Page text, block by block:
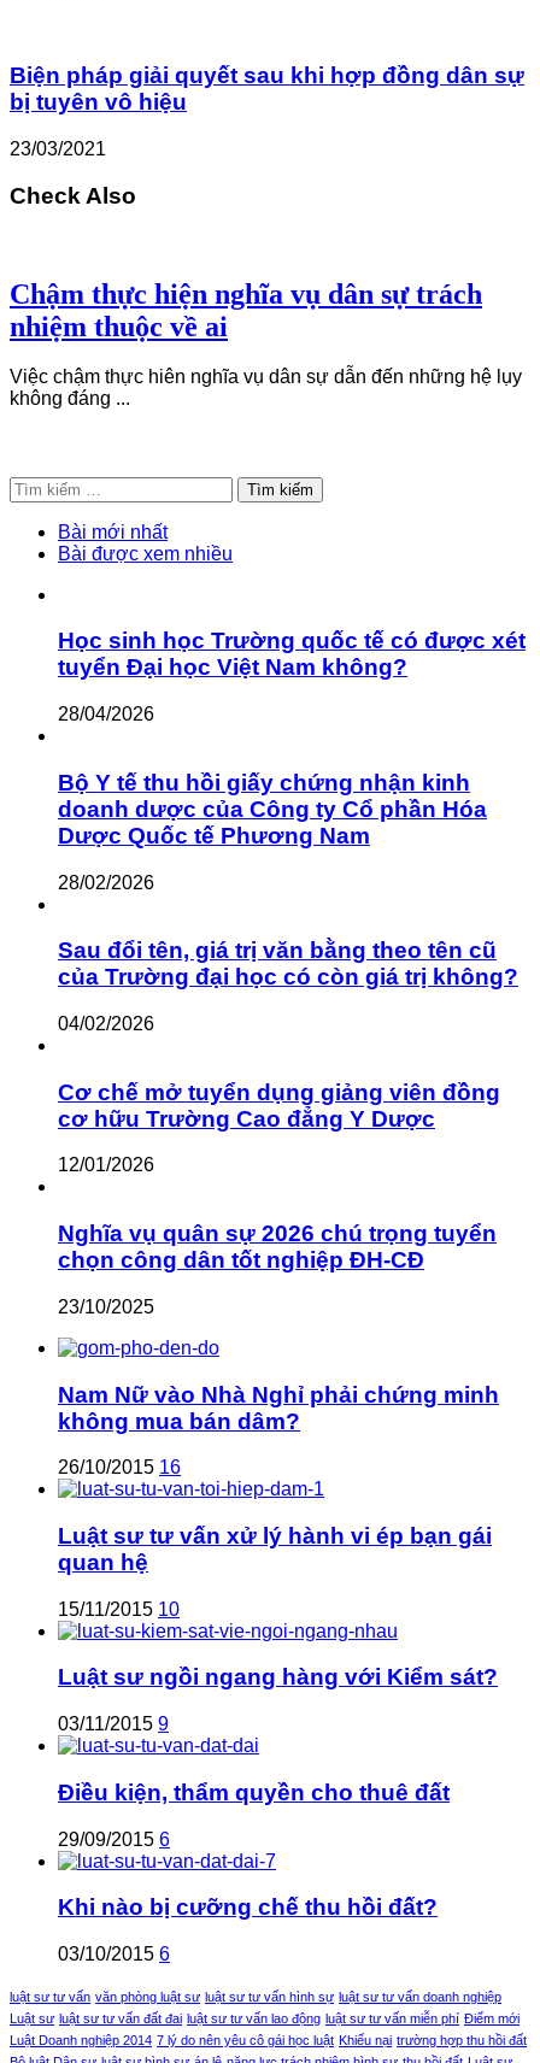
Biện pháp giải quyết sau khi hợp đồng dân sự
bị tuyên vô hiệu
23/03/2021
Check Also
Chậm thực hiện nghĩa vụ dân sự trách
nhiệm thuộc về ai
Việc chậm thực hiên nghĩa vụ dân sự dẫn đến những hệ lụy
không đáng ...
Tìm
kiếm
cho:
Bài mới nhất
Bài được xem nhiều
Học sinh học Trường quốc tế có được xét
tuyển Đại học Việt Nam không?
28/04/2026
Bộ Y tế thu hồi giấy chứng nhận kinh
doanh dược của Công ty Cổ phần Hóa
Dược Quốc tế Phương Nam
28/02/2026
Sau đổi tên, giá trị văn bằng theo tên cũ
của Trường đại học có còn giá trị không?
04/02/2026
Cơ chế mở tuyển dụng giảng viên đồng
cơ hữu Trường Cao đẳng Y Dược
12/01/2026
Nghĩa vụ quân sự 2026 chú trọng tuyển
chọn công dân tốt nghiệp ĐH-CĐ
23/10/2025
Nam Nữ vào Nhà Nghỉ phải chứng minh
không mua bán dâm?
26/10/2015 16
Luật sư tư vấn xử lý hành vi ép bạn gái
quan hệ
15/11/2015 10
Luật sư ngồi ngang hàng với Kiểm sát?
03/11/2015 9
Điều kiện, thẩm quyền cho thuê đất
29/09/2015 6
Khi nào bị cưỡng chế thu hồi đất?
03/10/2015 6
luật sư tư vấn văn phòng luật sư luật sư tư vấn hình sự luật sư tư vấn doanh nghiệp
Luật sư luật sư tư vấn đất đai luật sư tư vấn lao động luật sư tư vấn miễn phí Điểm mới
Luật Doanh nghiệp 2014 7 lý do nên yêu cô gái học luật Khiếu nại trường hợp thu hồi đất